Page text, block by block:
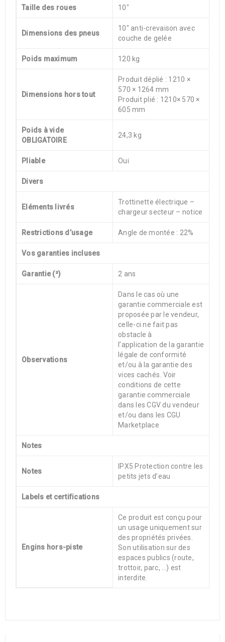
Taille des roues 10″
Dimensions des pneus
10″ anti-crevaison avec
couche de gelée
Poids maximum 120 kg
Dimensions hors tout
Produit déplié : 1210 ×
570 × 1264 mm
Produit plié : 1210× 570 ×
605 mm
Poids à vide
OBLIGATOIRE
24,3 kg
Pliable Oui
Divers
Eléments livrés
Trottinette électrique –
chargeur secteur – notice
Restrictions d’usage Angle de montée : 22%
Vos garanties incluses
Garantie (²) 2 ans
Observations
Dans le cas où une
garantie commerciale est
proposée par le vendeur,
celle-ci ne fait pas
obstacle à
l’application de la garantie
légale de conformité
et/ou à la garantie des
vices cachés. Voir
conditions de cette
garantie commerciale
dans les CGV du vendeur
et/ou dans les CGU
Marketplace
Notes
Notes
IPX5 Protection contre les
petits jets d’eau
Labels et certifications
Engins hors-piste
Ce produit est conçu pour
un usage uniquement sur
des propriétés privées.
Son utilisation sur des
espaces publics (route,
trottoir, parc, …) est
interdite.